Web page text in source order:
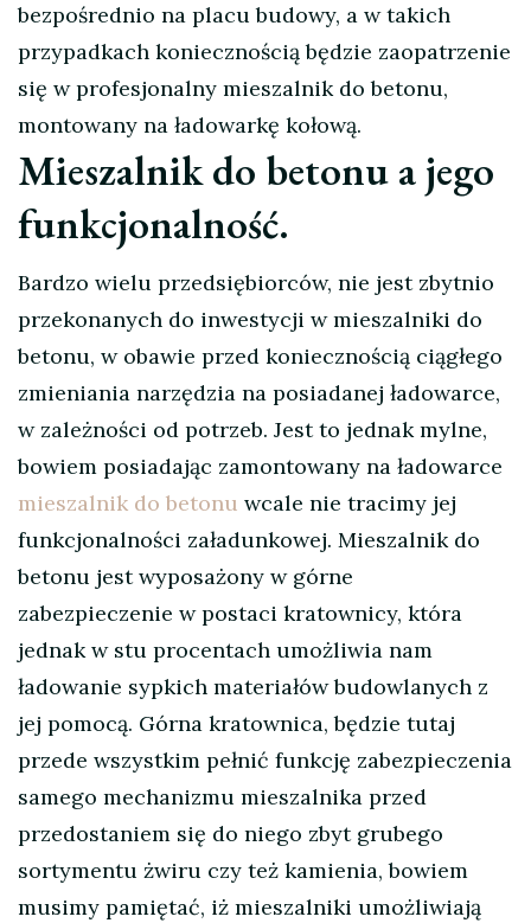
bezpośrednio na placu budowy, a w takich
przypadkach koniecznością będzie zaopatrzenie
się w profesjonalny mieszalnik do betonu,
montowany na ładowarkę kołową.
Mieszalnik do betonu a jego
funkcjonalność.
Bardzo wielu przedsiębiorców, nie jest zbytnio
przekonanych do inwestycji w mieszalniki do
betonu, w obawie przed koniecznością ciągłego
zmieniania narzędzia na posiadanej ładowarce,
w zależności od potrzeb. Jest to jednak mylne,
bowiem posiadając zamontowany na ładowarce
mieszalnik do betonu wcale nie tracimy jej
funkcjonalności załadunkowej. Mieszalnik do
betonu jest wyposażony w górne
zabezpieczenie w postaci kratownicy, która
jednak w stu procentach umożliwia nam
ładowanie sypkich materiałów budowlanych z
jej pomocą. Górna kratownica, będzie tutaj
przede wszystkim pełnić funkcję zabezpieczenia
samego mechanizmu mieszalnika przed
przedostaniem się do niego zbyt grubego
sortymentu żwiru czy też kamienia, bowiem
musimy pamiętać, iż mieszalniki umożliwiają